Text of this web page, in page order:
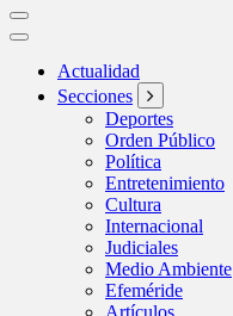
Actualidad
Secciones
Deportes
Orden Público
Política
Entretenimiento
Cultura
Internacional
Judiciales
Medio Ambiente
Efeméride